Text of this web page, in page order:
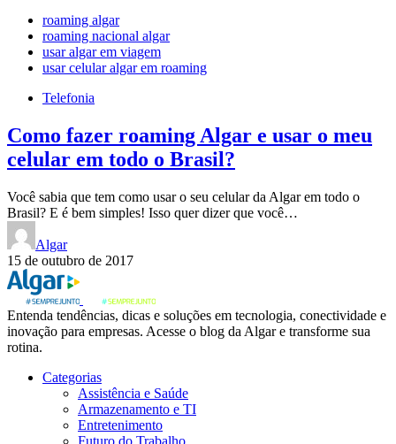
roaming algar
roaming nacional algar
usar algar em viagem
usar celular algar em roaming
Telefonia
Como fazer roaming Algar e usar o meu
celular em todo o Brasil?
Você sabia que tem como usar o seu celular da Algar em todo o
Brasil? E é bem simples! Isso quer dizer que você…
Algar
15 de outubro de 2017
Entenda tendências, dicas e soluções em tecnologia, conectividade e
inovação para empresas. Acesse o blog da Algar e transforme sua
rotina.
Categorias
Assistência e Saúde
Armazenamento e TI
Entretenimento
Futuro do Trabalho